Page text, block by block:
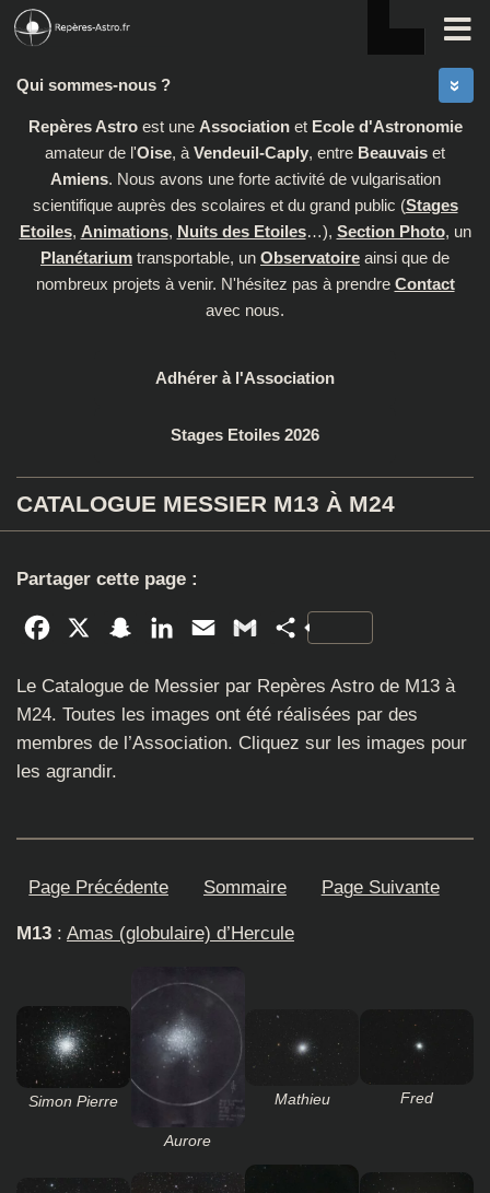
Skip to content
Qui sommes-nous ?
Repères Astroest une Associationet Ecole d'Astronomie
amateur de l'Oise, à Vendeuil-Caply, entre Beauvais et
Amiens. Nous avons une forte activité de vulgarisation
scientifique auprès des scolaires et du grand public (Stages
Etoiles, Animations, Nuits des Etoiles…), Section Photo, un
Planétarium transportable, un Observatoire ainsi que de
nombreux projets à venir. N'hésitez pas à prendre Contact
avec nous.
Adhérer à l'Association
Stages Etoiles 2026
CATALOGUE MESSIER M13 À M24
Partager cette page :
Facebook SnapchatLinkedInEmail GmailPartager
Le Catalogue de Messier par Repères Astro de M13 à
M24. Toutes les images ont été réalisées par des
membres de l’Association. Cliquez sur les images pour
les agrandir.
Page Précédente Sommaire Page Suivante
M13 : Amas (globulaire) d’Hercule
Simon Pierre
Aurore
Mathieu Fred